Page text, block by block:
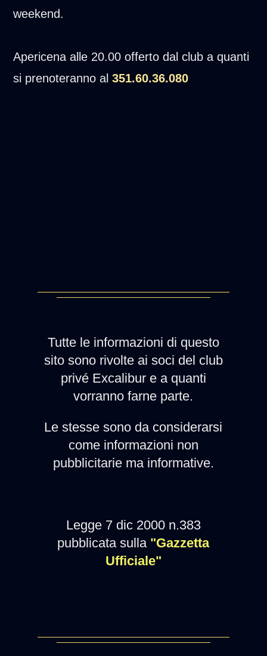
weekend.
Apericena alle 20.00 offerto dal club a quanti
si prenoteranno al351.60.36.080
Tutte le informazioni di questo
sito sono rivolte ai soci del club
privé Excalibur e a quanti
vorranno farne parte.
Le stesse sono da considerarsi
come informazioni non
pubblicitarie ma informative.
Legge 7 dic 2000 n.383
pubblicata sulla "Gazzetta
Ufficiale"